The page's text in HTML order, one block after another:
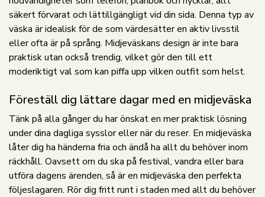
säkert förvarat och lättillgängligt vid din sida. Denna typ av
väska är idealisk för de som värdesätter en aktiv livsstil
eller ofta är på språng. Midjeväskans design är inte bara
praktisk utan också trendig, vilket gör den till ett
moderiktigt val som kan piffa upp vilken outfit som helst.
Föreställ dig lättare dagar med en midjeväska
Tänk på alla gånger du har önskat en mer praktisk lösning
under dina dagliga sysslor eller när du reser. En midjeväska
låter dig ha händerna fria och ändå ha allt du behöver inom
räckhåll. Oavsett om du ska på festival, vandra eller bara
utföra dagens ärenden, så är en midjeväska den perfekta
följeslagaren. Rör dig fritt runt i staden med allt du behöver